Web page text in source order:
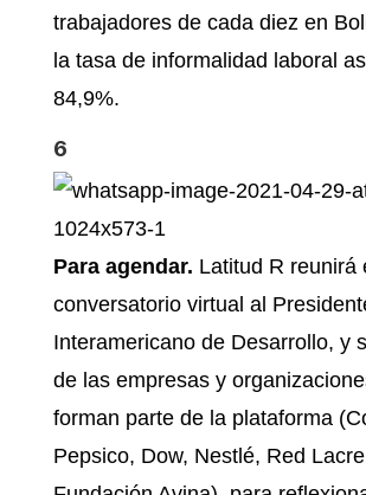
trabajadores de cada diez en
la tasa de informalidad laboral
84,9%.
6
Para agendar. Latitud R reunirá
conversatorio virtual al
Interamericano de Desarrollo, y
de las empresas y
forman parte de la plataforma
Pepsico, Dow, Nestlé, Red